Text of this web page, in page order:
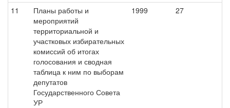
11
Планы работы и
мероприятий
территориальной и
участковых избирательных
комиссий об итогах
голосования и сводная
таблица к ним по выборам
депутатов
Государственного Совета
УР
1999 27